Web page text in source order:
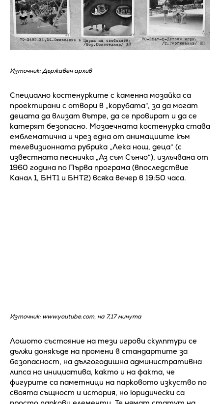
Източник: Държавен архив
Специално костенурките с каменна мозайка са
проектирани с отвори в „корубата“, за да могат
децата да влизат вътре, да се провират и да се
катерят безопасно. Мозаечната костенурка става
емблематична и чрез една от анимациите към
телевизионната рубрика „Лека нощ, деца“ (с
известната песничка „Аз съм Сънчо“), излъчвана от
1960 година по Първа програма (впоследствие
Канал 1, БНТ1 и БНТ2) всяка вечер в 19:50 часа.
Източник: www.youtube.com, на 7,17 минута
Лошото състояние на тези игрови скулптури се
дължи донякъде на промени в стандартите за
безопасност, на дългогодишна административна
липса на инициатива, както и на факта, че
фигурите са паметници на парковото изкуство по
своята същност и история, но юридически са